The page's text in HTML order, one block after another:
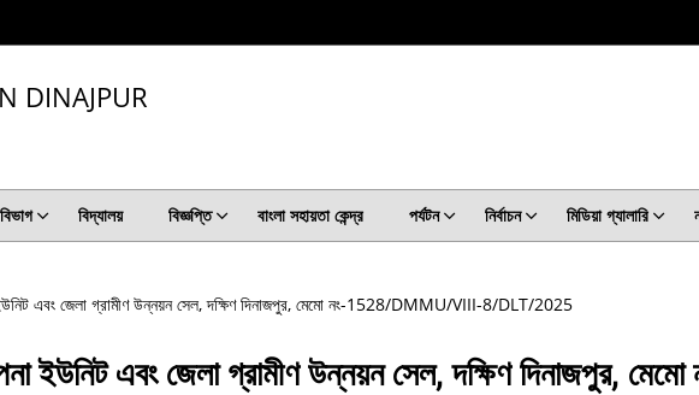
DINAJPUR
বিভাগ বিদ্যালয় বিজ্ঞপ্তি বাংলা সহায়তা কেন্দ্র পর্যটন নির্বাচন মিডিয়া গ্যালারি
ইউনিট এবং জেলা গ্রামীণ উন্নয়ন সেল, দক্ষিণ দিনাজপুর, মেমো নং-1528/DMMU/VIII-8/DLT/2025
ইউনিট এবং জেলা গ্রামীণ উন্নয়ন সেল, দক্ষিণ